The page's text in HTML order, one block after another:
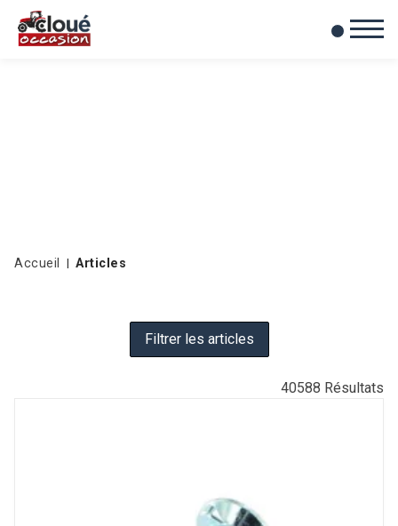
Mes favoris
0
Accueil Articles
Filtrer les articles
40588 Résultats